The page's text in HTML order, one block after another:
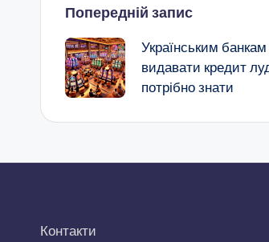
Навігація
по
запису
Попередній запис
Українським
видавати кредит
потрібно знати
Контакти